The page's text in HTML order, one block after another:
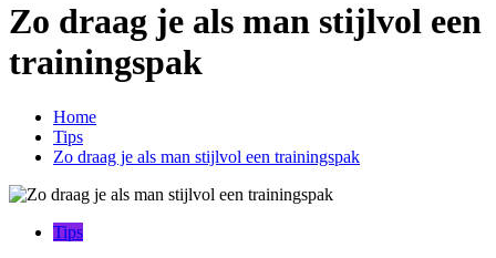
Zo draag je als man stijlvol een
trainingspak
Home
Tips
Zo draag je als man stijlvol een trainingspak
Tips